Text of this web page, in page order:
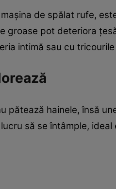
de spălat rufe,
groase pot deteriora
intimă sau cu
pătează hainele, însă
să se întâmple,